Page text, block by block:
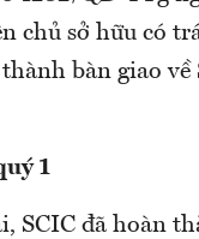
chủ sở hữu có
bàn giao
1
SCIC đã hoàn